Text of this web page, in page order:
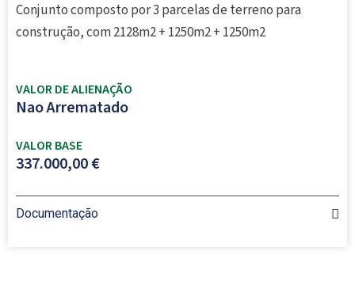
Conjunto composto por 3 parcelas de terreno para
construção, com 2128m2 + 1250m2 + 1250m2
VALOR DE ALIENAÇÃO
Nao Arrematado
VALOR BASE
337.000,00 €
Documentação